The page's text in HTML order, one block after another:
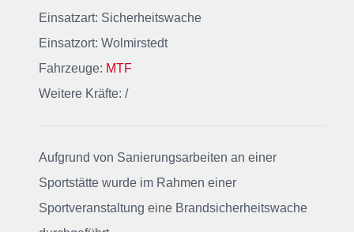
Einsatzart: Sicherheitswache
Einsatzort: Wolmirstedt
Fahrzeuge: MTF
Weitere Kräfte: /
Aufgrund von Sanierungsarbeiten an einer
Sportstätte wurde im Rahmen einer
Sportveranstaltung eine Brandsicherheitswache